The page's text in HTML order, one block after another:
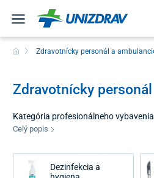
Zdravotnícky personál a
Zdravotnícky
Kategória profesionálneho
ambulancie predstavuje ucelené
zdravotníctve. Naším cieľom je
efektivitu diagnostiky, zabezpečujú
Celý popis
Dezinfekcia a